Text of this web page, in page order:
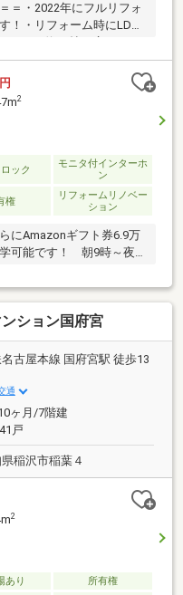
＝・2022年にフルリフォ
！・リフォーム時にLDK
ペースも確保できます
眺望良好！・南向きで日
を備えているので気軽に
と水回りが近くにあるた
・居室のほかに約5帖の
ので部屋としても使用可
JR東海道本線「稲沢」
ーク稲沢 車約8分・セ
店 徒歩約9分
2
ック
モニタ付インターホ
ン
権
リフォームリノベー
ション
にAmazonギフト券6.9万
可能です！ 朝9時～夜
ション国府宮
古屋本線 国府宮駅 徒歩13
通
ヶ月/7階建
戸
稲沢市稲葉４
2
あり
所有権